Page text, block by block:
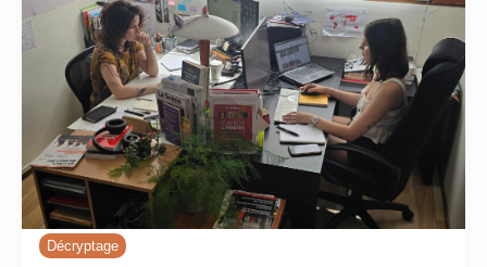
Décryptage